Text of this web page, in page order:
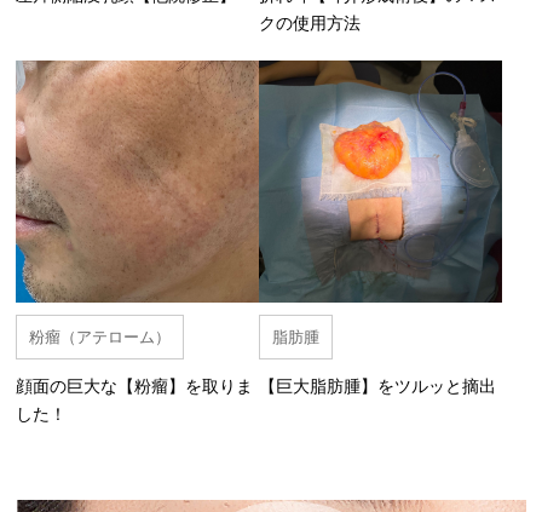
クの使用方法
粉瘤（アテローム）
顔面の巨大な【粉瘤】を取りま
した！
脂肪腫
【巨大脂肪腫】をツルッと摘出